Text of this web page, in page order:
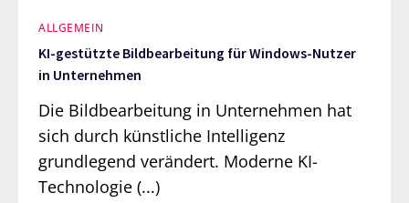
ALLGEMEIN
KI-gestützte Bildbearbeitung für Windows-Nutzer
in Unternehmen
Die Bildbearbeitung in Unternehmen hat
sich durch künstliche Intelligenz
grundlegend verändert. Moderne KI-
Technologie (...)